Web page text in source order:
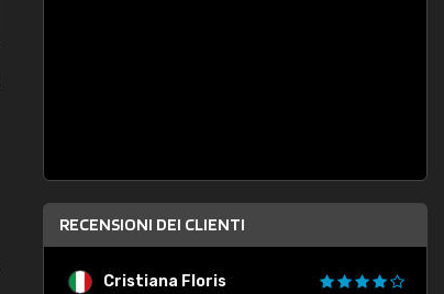
RECENSIONI DEI CLIENTI
Cristiana Floris